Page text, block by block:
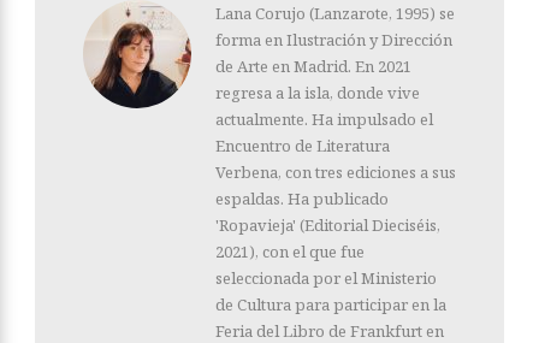
Lana Corujo (Lanzarote, 1995) se
forma en Ilustración y Dirección
de Arte en Madrid. En 2021
regresa a la isla, donde vive
actualmente. Ha impulsado el
Encuentro de Literatura
Verbena, con tres ediciones a sus
espaldas. Ha publicado
'Ropavieja' (Editorial Dieciséis,
2021), con el que fue
seleccionada por el Ministerio
de Cultura para participar en la
Feria del Libro de Frankfurt en